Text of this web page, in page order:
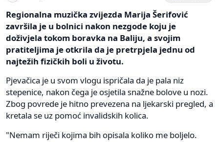
Regionalna muzička zvijezda Marija Šerifović
završila je u bolnici nakon nezgode koju je
doživjela tokom boravka na Baliju, a svojim
pratiteljima je otkrila da je pretrpjela jednu od
najtežih fizičkih boli u životu.
Pjevačica je u svom vlogu ispričala da je pala niz
stepenice, nakon čega je osjetila snažne bolove u nozi.
Zbog povrede je hitno prevezena na ljekarski pregled, a
kretala se uz pomoć invalidskih kolica.
"Nemam riječi kojima bih opisala koliko me boljelo.